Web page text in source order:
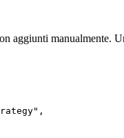
aggiunti manualmente.